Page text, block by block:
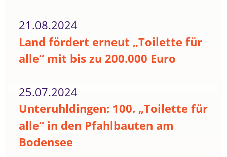
21.08.2024
Land fördert erneut „Toilette für
alle“ mit bis zu 200.000 Euro
25.07.2024
Unteruhldingen: 100. „Toilette für
alle“ in den Pfahlbauten am
Bodensee